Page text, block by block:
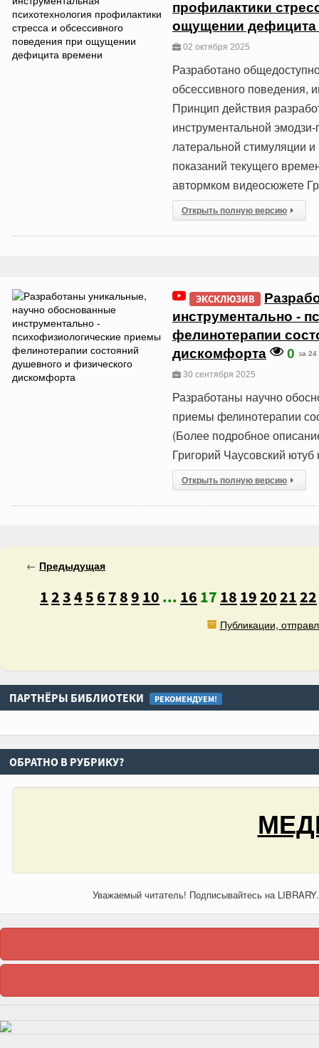
профилактики
ощущении дефицита
02 октября 2025
Разработано
обсессивного
Принцип действия
инструментальной
латеральной стимуляции
показаний текущего
автормком видеосюжете
Открыть полную версию
ЭКСКЛЮЗИВ
инструментально -
фелинотерапии
дискомфорта
0 за 24
30 сентября 2025
Разработаны научно
приемы фелинотерапии
(Более подробное
Григорий Чаусовский ютуб
Открыть полную версию
← Предыдущая
12345 6 7 89 10 ... 16 17 18 19202122
Публикации,
ПАРТНЁРЫ БИБЛИОТЕКИ РЕКОМЕНДУЕМ!
ОБРАТНО В РУБРИКУ?
Уважаемый читатель! Подписывайтесь на